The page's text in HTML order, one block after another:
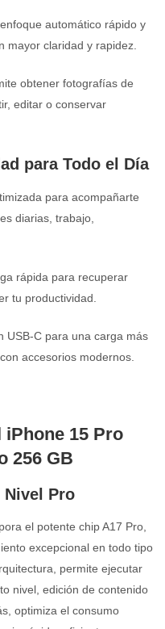
automático rápido y
mayor claridad y rapidez.
obtener fotografías de
editar o conservar
para Todo el Día
para acompañarte
diarias, trabajo,
rápida para recuperar
tu productividad.
USB-C para una carga más
accesorios modernos.
15 Pro
256 GB
Nivel Pro
el potente chip A17 Pro,
excepcional en todo tipo
permite ejecutar
nivel, edición de contenido
optimiza el consumo